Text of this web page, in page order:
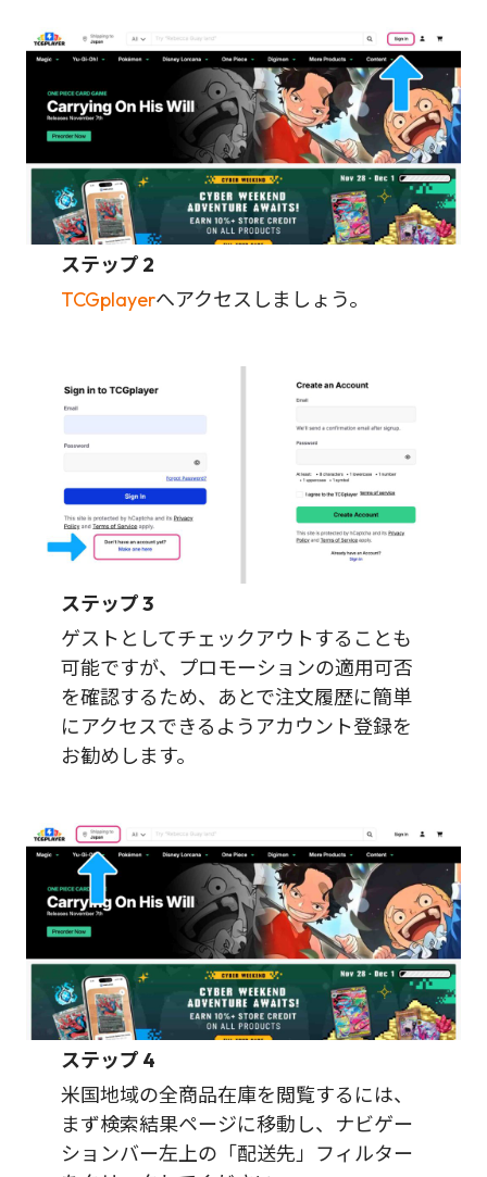
ステップ 2
TCGplayerへアクセスしましょう。
ステップ 3
ゲストとしてチェックアウトすることも
可能ですが、プロモーションの適用可否
を確認するため、あとで注文履歴に簡単
にアクセスできるようアカウント登録を
お勧めします。
ステップ 4
米国地域の全商品在庫を閲覧するには、
まず検索結果ページに移動し、ナビゲー
ションバー左上の「配送先」フィルター